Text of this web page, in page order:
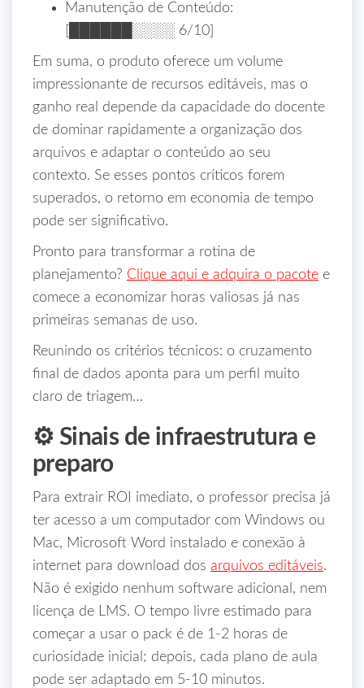
Manutenção de Conteúdo:
[██████░░░░ 6/10]
Em suma, o produto oferece um volume
impressionante de recursos editáveis, mas o
ganho real depende da capacidade do docente
de dominar rapidamente a organização dos
arquivos e adaptar o conteúdo ao seu
contexto. Se esses pontos críticos forem
superados, o retorno em economia de tempo
pode ser significativo.
Pronto para transformar a rotina de
planejamento? Clique aqui e adquira o pacote e
comece a economizar horas valiosas já nas
primeiras semanas de uso.
Reunindo os critérios técnicos: o cruzamento
final de dados aponta para um perfil muito
claro de triagem…
⚙️ Sinais de infraestrutura e
preparo
Para extrair ROI imediato, o professor precisa já
ter acesso a um computador com Windows ou
Mac, Microsoft Word instalado e conexão à
internet para download dos arquivos editáveis.
Não é exigido nenhum software adicional, nem
licença de LMS. O tempo livre estimado para
começar a usar o pack é de 1‑2 horas de
curiosidade inicial; depois, cada plano de aula
pode ser adaptado em 5‑10 minutos.